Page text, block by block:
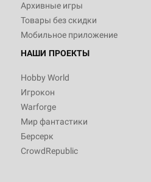
Архивные игры
Товары без скидки
Мобильное приложение
НАШИ ПРОЕКТЫ
Hobby World
Игрокон
Warforge
Мир фантастики
Берсерк
CrowdRepublic